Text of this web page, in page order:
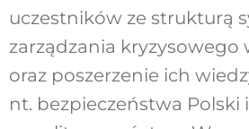
uczestników ze strukturą
zarządzania kryzysowego
oraz poszerzenie ich
nt. bezpieczeństwa Polski